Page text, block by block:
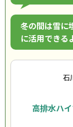
冬の間は雪に
に活用できる
石
高排水ハ